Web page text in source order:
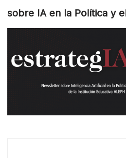
sobre IA en la Política y